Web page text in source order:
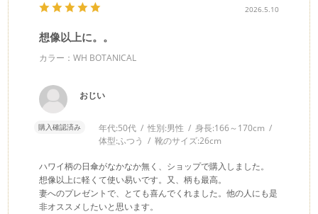
2026.5.10
想像以上に。。
カラー：WH BOTANICAL
おじい
購入確認済み 年代:50代 性別:男性 身長:166～170cm
体型:ふつう 靴のサイズ:26cm
ハワイ柄の日傘がなかなか無く、ショップで購入しました。
想像以上に軽くて使い易いです。又、柄も最高。
妻へのプレゼントで、とても喜んでくれました。他の人にも是
非オススメしたいと思います。